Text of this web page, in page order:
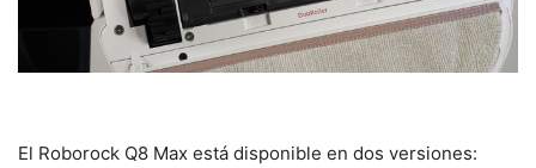
El Roborock Q8 Max está disponible en dos versiones: